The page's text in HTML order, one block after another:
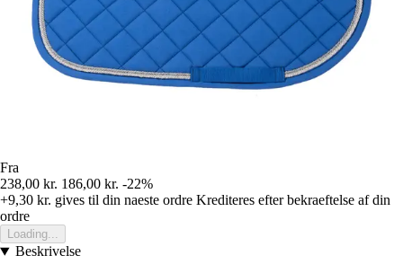
Fra
238,00 kr. 186,00 kr. -22%
+9,30 kr. gives til din naeste ordre Krediteres efter bekraeftelse af din
ordre
Loading...
Beskrivelse